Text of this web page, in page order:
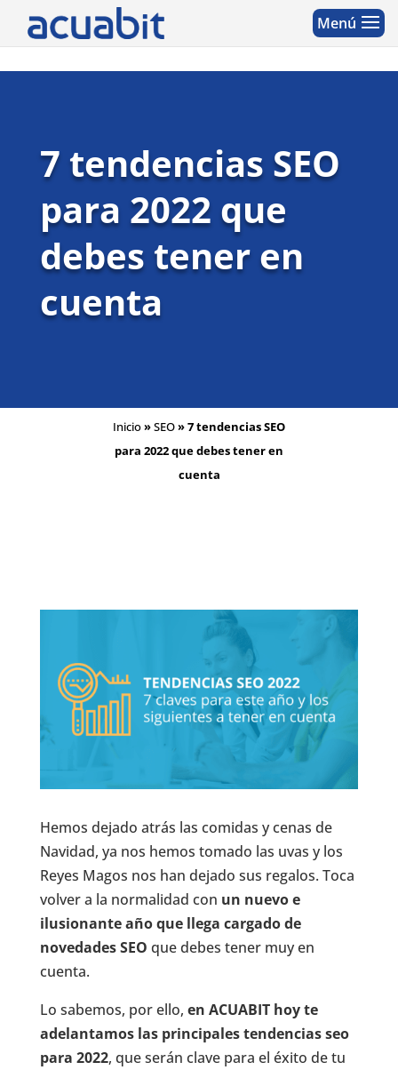
7 tendencias SEO
para 2022 que
debes tener en
cuenta
Inicio»SEO»7 tendencias SEO
para 2022 que debes tener en
cuenta
Hemos dejado atrás las comidas y cenas de
Navidad, ya nos hemos tomado las uvas y los
Reyes Magos nos han dejado sus regalos. Toca
volver a la normalidad con un nuevo e
ilusionante año que llega cargado de
novedades SEO que debes tener muy en
cuenta.
Lo sabemos, por ello, en ACUABIT hoy te
adelantamos las principales tendencias seo
para 2022, que serán clave para el éxito de tu